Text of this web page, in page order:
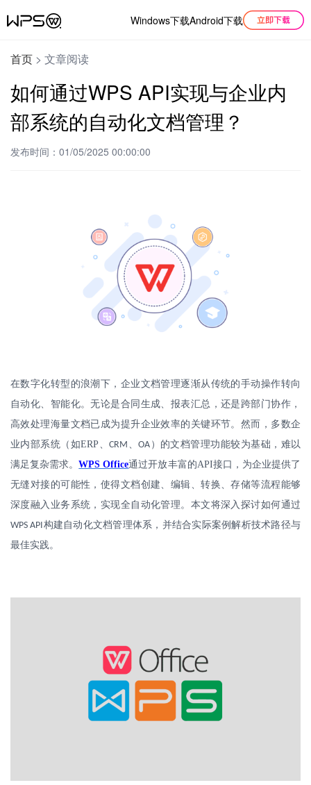
Windows下载Android下载
首页 > 文章阅读
如何通过WPS API实现与企业内
部系统的自动化文档管理？
发布时间：01/05/2025 00:00:00
在数字化转型的浪潮下，企业文档管理逐渐从传统的手动操作转向
自动化、智能化。无论是合同生成、报表汇总，还是跨部门协作，
高效处理海量文档已成为提升企业效率的关键环节。然而，多数企
业内部系统（如ERP、CRM 、OA ）的文档管理功能较为基础，难以
满足复杂需求。WPS Office通过开放丰富的API接口，为企业提供了
无缝对接的可能性，使得文档创建、编辑、转换、存储等流程能够
深度融入业务系统，实现全自动化管理。本文将深入探讨如何通过
WPS API构建自动化文档管理体系，并结合实际案例解析技术路径与
最佳实践。